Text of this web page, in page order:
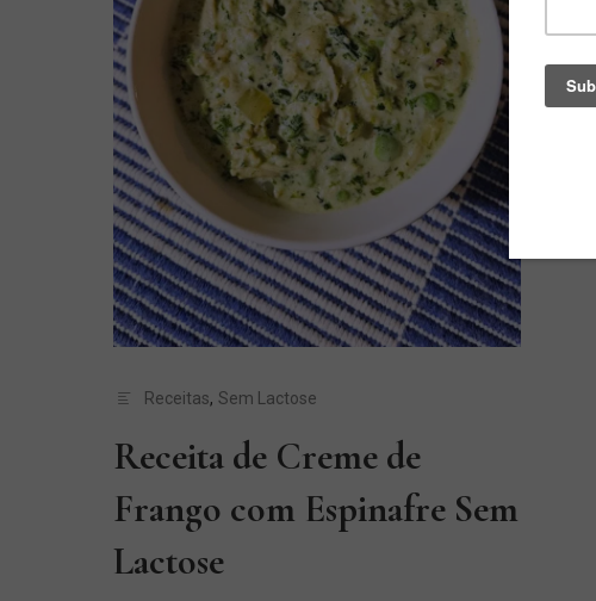
Receitas, Sem Lactose
Receita de Creme de
Frango com Espinafre Sem
Lactose